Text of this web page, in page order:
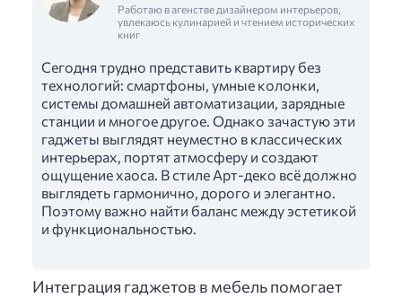
Работаю в агенстве дизайнером интерьеров,
увлекаюсь кулинарией и чтением исторических
книг
Сегодня трудно представить квартиру без
технологий: смартфоны, умные колонки,
системы домашней автоматизации, зарядные
станции и многое другое. Однако зачастую эти
гаджеты выглядят неуместно в классических
интерьерах, портят атмосферу и создают
ощущение хаоса. В стиле Арт-деко всё должно
выглядеть гармонично, дорого и элегантно.
Поэтому важно найти баланс между эстетикой
и функциональностью.
Интеграция гаджетов в мебель помогает